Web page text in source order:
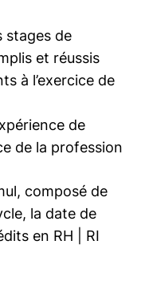
stages de
et réussis
à l’exercice de
de
de la profession
composé de
la date de
en RH | RI